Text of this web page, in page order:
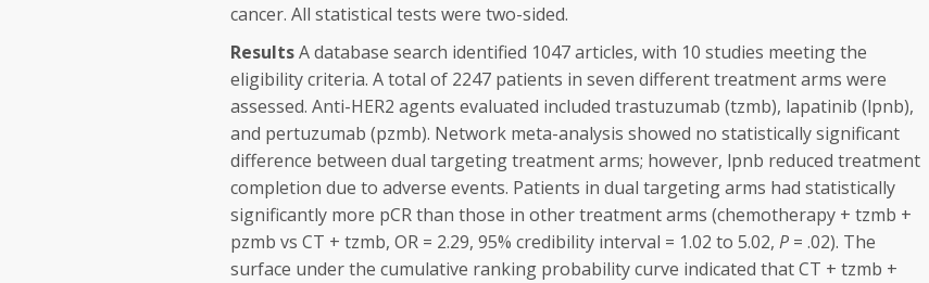
cancer. All statistical tests were two-sided.
ResultsA database search identified 1047 articles, with 10 studies meeting the
eligibility criteria. A total of 2247 patients in seven different treatment arms were
assessed. Anti-HER2 agents evaluated included trastuzumab (tzmb), lapatinib (lpnb),
and pertuzumab (pzmb). Network meta-analysis showed no statistically significant
difference between dual targeting treatment arms; however, lpnb reduced treatment
completion due to adverse events. Patients in dual targeting arms had statistically
significantly more pCR than those in other treatment arms (chemotherapy + tzmb +
pzmb vs CT + tzmb, OR = 2.29, 95% credibility interval = 1.02 to 5.02, P = .02). The
surface under the cumulative ranking probability curve indicated that CT + tzmb +